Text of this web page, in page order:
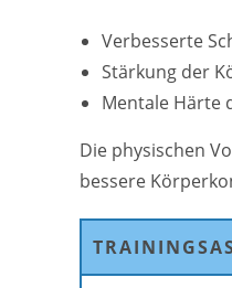
Verbesserte
Stärkung der
Mentale Härte
Die physischen
bessere